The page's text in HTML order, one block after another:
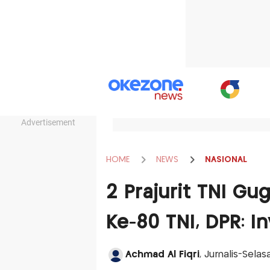
Advertisement
HOME NEWS NASIONAL
2 Prajurit TNI
Ke-80 TNI, DPR:
Achmad Al Fiqri, Jurnalis-